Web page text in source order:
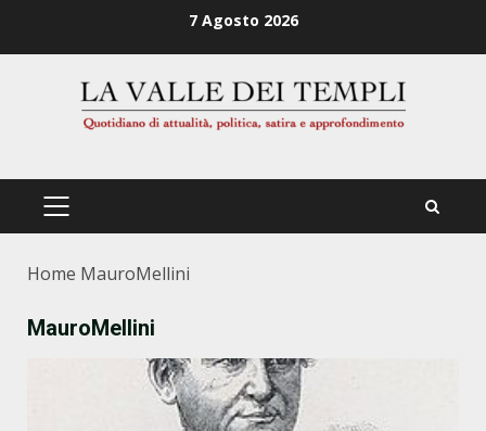
7 Agosto 2026
PRIMÄRES
Home MauroMellini
MauroMellini